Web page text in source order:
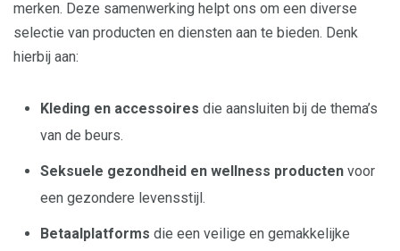
merken. Deze samenwerking helpt ons om een diverse
selectie van producten en diensten aan te bieden. Denk
hierbij aan:
Kleding en accessoires die aansluiten bij de thema’s
van de beurs.
Seksuele gezondheid en wellness producten voor
een gezondere levensstijl.
Betaalplatforms die een veilige en gemakkelijke